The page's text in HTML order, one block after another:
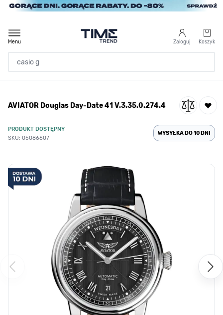
Przejdź do treści
Zaloguj Koszyk
Menu
/
AVIATOR Douglas Day-Date 41 V.3.35.0.274.4
AVIATOR Douglas Day-Date 41 V.3.35.0.274.4
PRODUKT DOSTĘPNY
SKU: 05086607
WYSYŁKA DO 10 DNI